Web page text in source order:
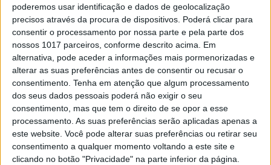
poderemos usar identificação e dados de geolocalização
precisos através da procura de dispositivos. Poderá clicar para
consentir o processamento por nossa parte e pela parte dos
nossos 1017 parceiros, conforme descrito acima. Em
alternativa, pode aceder a informações mais pormenorizadas e
alterar as suas preferências antes de consentir ou recusar o
consentimento. Tenha em atenção que algum processamento
dos seus dados pessoais poderá não exigir o seu
consentimento, mas que tem o direito de se opor a esse
processamento. As suas preferências serão aplicadas apenas a
este website. Você pode alterar suas preferências ou retirar seu
consentimento a qualquer momento voltando a este site e
clicando no botão "Privacidade" na parte inferior da página.
SOCIEDADE
A que sabe Portugal?
A VISÃO foi ver ver como o programa Taste
Portugal anda a criar uma rede de restaurantes
portugueses espalhados pelo mundo,
certificando estes verdadeiros embaixadores da
gastronomia nacional